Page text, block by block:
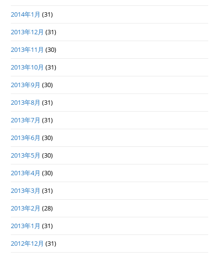
2014年1月 (31)
2013年12月 (31)
2013年11月 (30)
2013年10月 (31)
2013年9月 (30)
2013年8月 (31)
2013年7月 (31)
2013年6月 (30)
2013年5月 (30)
2013年4月 (30)
2013年3月 (31)
2013年2月 (28)
2013年1月 (31)
2012年12月 (31)